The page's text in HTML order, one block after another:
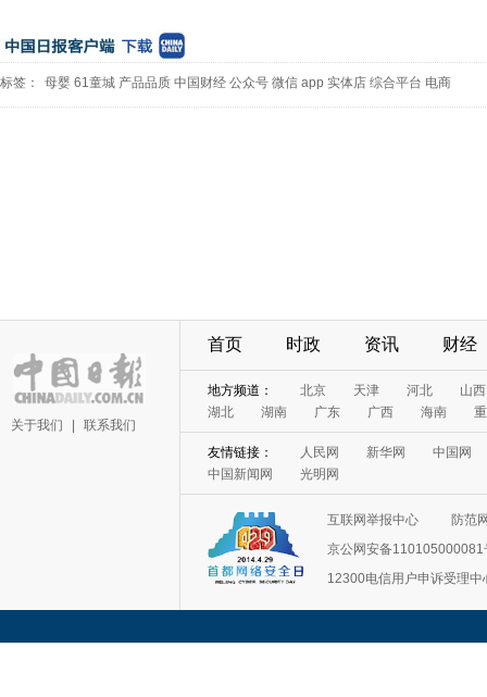
标签： 母婴 61童城 产品品质 中国财经 公众号 微信 app 实体店 综合平台 电商
关于我们 联系我们
首页 时政 资讯 财经
地方频道： 北京 天津 河北
山西
湖北
湖南 广东 广西 海南
友情链接： 人民网 新华网
中国网
中国新闻网
光明网
互联网举报中心
防范
京公网安备110105000081
12300电信用户申诉受理中